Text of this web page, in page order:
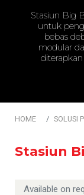
Stasiun Big
untuk
bebas
modular
HOME SOLUSI
Stasiun
Available on